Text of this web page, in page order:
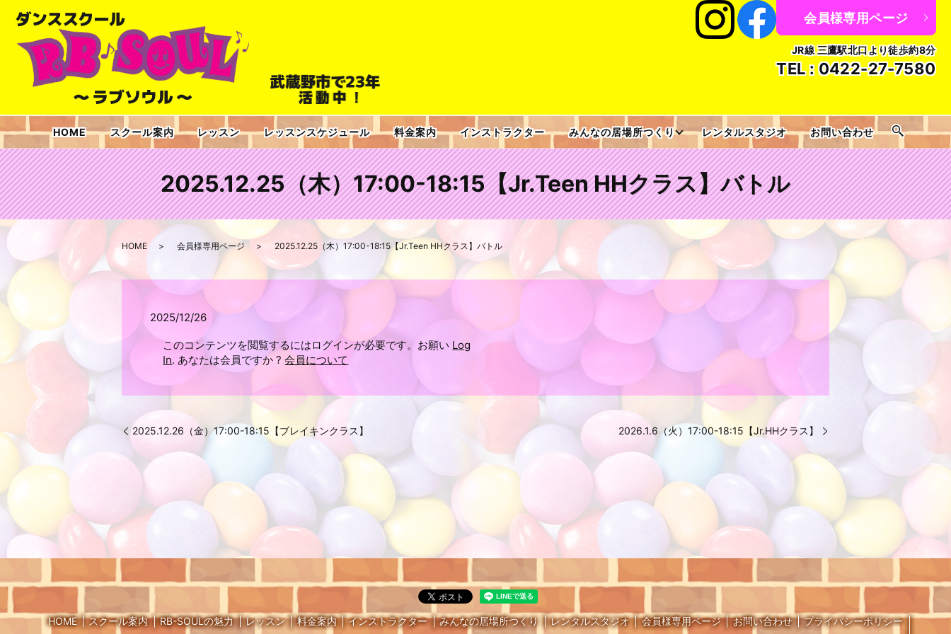
HOME スクール案内 レッスン レッスンスケジュール 料金案内 インストラクター みんなの居場所つくり レンタルスタジオ お問い合わせ
会員様専用ページ
JR線 三鷹駅北口より徒歩約8分
TEL :0422-27-7580
2025.12.25（木）17:00-18:15【Jr.Teen HHクラス】バトル
HOME 会員様専用ページ 2025.12.25（木）17:00-18:15【Jr.Teen HHクラス】バトル
2025/12/26
このコンテンツを閲覧するにはログインが必要です。お願い Log
In. あなたは会員ですか ?会員について
2025.12.26（金）17:00-18:15【ブレイキンクラス】 2026.1.6（火）17:00-18:15【Jr.HHクラス】
HOME スクール案内 RB-SOULの魅力 レッスン 料金案内 インストラクター みんなの居場所つくり レンタルスタジオ 会員様専用ページ お問い合わせ プライバシーポリシー